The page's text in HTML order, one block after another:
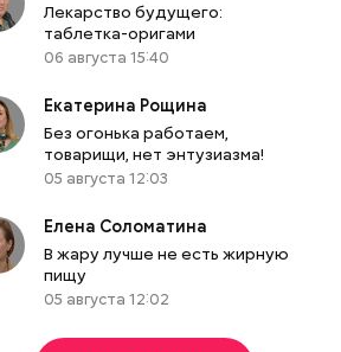
Фото: Оперштаб
Лекарство будущего:
таблетка-оригами
06 августа 15:40
Екатерина Рощина
Без огонька работаем,
товарищи, нет энтузиазма!
05 августа 12:03
Елена Соломатина
В жару лучше не есть жирную
пищу
05 августа 12:02